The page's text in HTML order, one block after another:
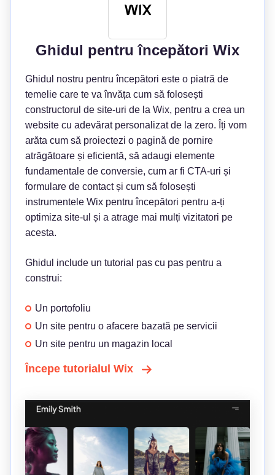
Ghidul pentru începători Wix
Ghidul nostru pentru începători este o piatră de
temelie care te va învăța cum să folosești
constructorul de site-uri de la Wix, pentru a crea un
website cu adevărat personalizat de la zero. Îți vom
arăta cum să proiectezi o pagină de pornire
atrăgătoare și eficientă, să adaugi elemente
fundamentale de conversie, cum ar fi CTA-uri și
formulare de contact și cum să folosești
instrumentele Wix pentru începători pentru a-ți
optimiza site-ul și a atrage mai mulți vizitatori pe
acesta.
Ghidul include un tutorial pas cu pas pentru a
construi:
Un portofoliu
Un site pentru o afacere bazată pe servicii
Un site pentru un magazin local
Începe tutorialul Wix